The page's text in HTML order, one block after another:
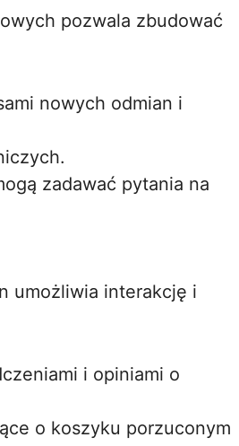
pozwala zbudować
nowych odmian i
zadawać pytania na
umożliwia interakcję i
i opiniami o
o koszyku porzuconym